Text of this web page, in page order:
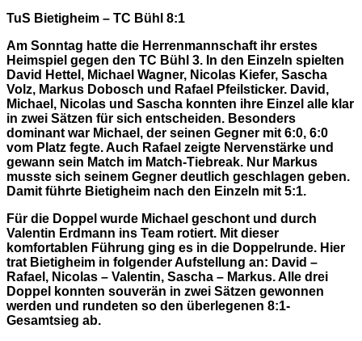
TuS Bietigheim – TC Bühl 8:1
Am Sonntag hatte die Herrenmannschaft ihr erstes
Heimspiel gegen den TC Bühl 3. In den Einzeln spielten
David Hettel, Michael Wagner, Nicolas Kiefer, Sascha
Volz, Markus Dobosch und Rafael Pfeilsticker. David,
Michael, Nicolas und Sascha konnten ihre Einzel alle klar
in zwei Sätzen für sich entscheiden. Besonders
dominant war Michael, der seinen Gegner mit 6:0, 6:0
vom Platz fegte. Auch Rafael zeigte Nervenstärke und
gewann sein Match im Match-Tiebreak. Nur Markus
musste sich seinem Gegner deutlich geschlagen geben.
Damit führte Bietigheim nach den Einzeln mit 5:1.
Für die Doppel wurde Michael geschont und durch
Valentin Erdmann ins Team rotiert. Mit dieser
komfortablen Führung ging es in die Doppelrunde. Hier
trat Bietigheim in folgender Aufstellung an: David –
Rafael, Nicolas – Valentin, Sascha – Markus. Alle drei
Doppel konnten souverän in zwei Sätzen gewonnen
werden und rundeten so den überlegenen 8:1-
Gesamtsieg ab.